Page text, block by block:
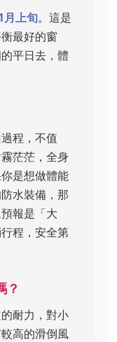
月上旬。這是
最好的窗
平日去，體
程，不值
茫茫，全身
是想做體能
水裝備，那
報是「大
程，安全第
？
耐力，對小
高的滑倒風